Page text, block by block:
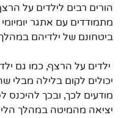
הורים רבים לילדים על
מתמודדים עם אתגר
ביטחונם של ילדיהם
ילדים על הרצף, כמו גם
יכולים לקום בלילה מבלי
מודעים לכך, ובכך להיכנס
יציאה מהמיטה במהלך